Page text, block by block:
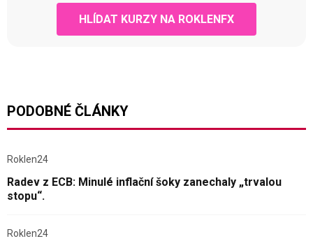
HLÍDAT KURZY NA ROKLENFX
PODOBNÉ ČLÁNKY
Roklen24
Radev z ECB: Minulé inflační šoky zanechaly „trvalou
stopu“.
Roklen24